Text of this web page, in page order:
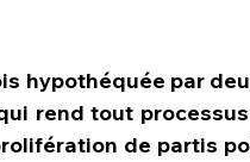
hypothéquée par
rend tout
de partis